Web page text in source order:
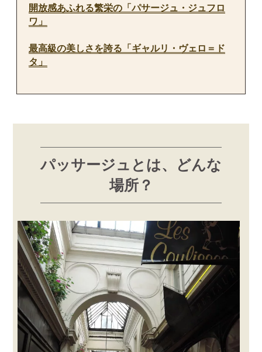
開放感あふれる繁栄の「パサージュ・ジュフロ
ワ」
最高級の美しさを誇る「ギャルリ・ヴェロ＝ド
タ」
パッサージュとは、どんな
場所？